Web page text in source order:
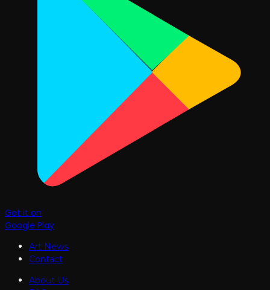
Get it on
Google Play
Art News
Contact
About Us